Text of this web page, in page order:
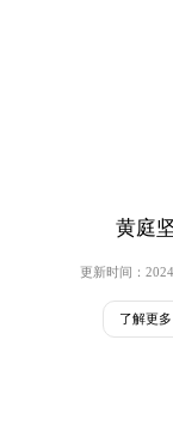
黄庭
更新时间：
了解更多